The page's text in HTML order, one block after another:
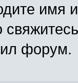
имя
форум.